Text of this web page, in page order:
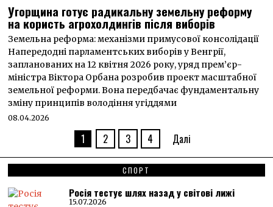
Угорщина готує радикальну земельну реформу
на користь агрохолдингів після виборів
Земельна реформа: механізми примусової консолідації
Напередодні парламентських виборів у Венгрії,
запланованих на 12 квітня 2026 року, уряд прем’єр-
міністра Віктора Орбана розробив проект масштабної
земельної реформи. Вона передбачає фундаментальну
зміну принципів володіння угіддями
08.04.2026
1 2 3 4 Далі
СПОРТ
Росія тестує шлях назад у світові лижі
15.07.2026